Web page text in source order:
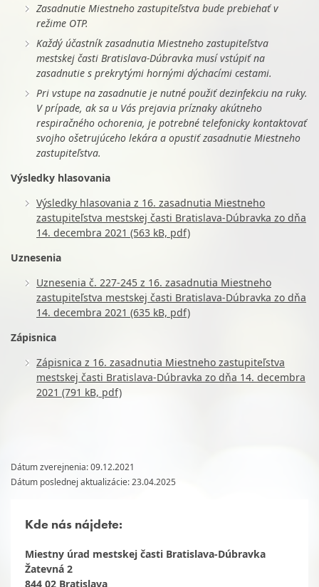
Zasadnutie Miestneho zastupiteľstva bude prebiehať v
režime OTP.
Každý účastník zasadnutia Miestneho zastupiteľstva
mestskej časti Bratislava-Dúbravka musí vstúpiť na
zasadnutie s prekrytými hornými dýchacími cestami.
Pri vstupe na zasadnutie je nutné použiť dezinfekciu na ruky.
V prípade, ak sa u Vás prejavia príznaky akútneho
respiračného ochorenia, je potrebné telefonicky kontaktovať
svojho ošetrujúceho lekára a opustiť zasadnutie Miestneho
zastupiteľstva.
Výsledky hlasovania
Výsledky hlasovania z 16. zasadnutia Miestneho
zastupiteľstva mestskej časti Bratislava-Dúbravka zo dňa
14. decembra 2021 (563 kB, pdf)
Uznesenia
Uznesenia č. 227-245 z 16. zasadnutia Miestneho
zastupiteľstva mestskej časti Bratislava-Dúbravka zo dňa
14. decembra 2021 (635 kB, pdf)
Zápisnica
Zápisnica z 16. zasadnutia Miestneho zastupiteľstva
mestskej časti Bratislava-Dúbravka zo dňa 14. decembra
2021 (791 kB, pdf)
Dátum zverejnenia: 09.12.2021
Dátum poslednej aktualizácie: 23.04.2025
Kde nás nájdete:
Miestny úrad mestskej časti Bratislava-Dúbravka
Žatevná 2
844 02 Bratislava